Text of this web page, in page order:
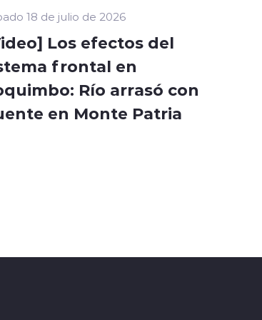
18 de julio de 2026
Los efectos del
frontal en
Río arrasó con
en Monte Patria